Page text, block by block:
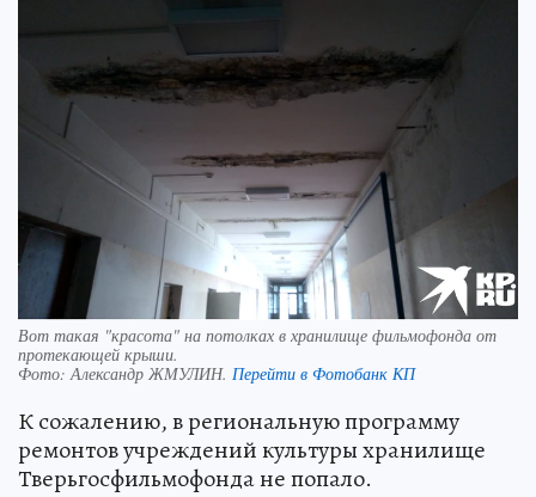
Вот такая "красота" на потолках в хранилище фильмофонда от
протекающей крыши.
Фото:Александр ЖМУЛИН. Перейти в Фотобанк КП
К сожалению, в региональную программу
ремонтов учреждений культуры хранилище
Тверьгосфильмофонда не попало.